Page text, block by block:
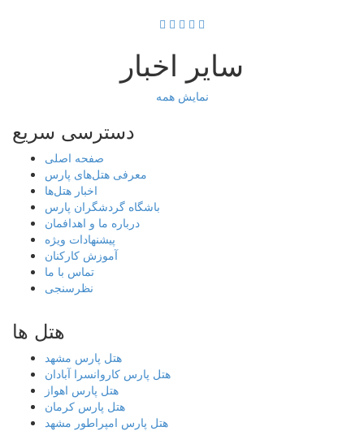
سایر اخبار
نمایش همه
دسترسی سریع
صفحه اصلی
معرفی هتل‌های پارس
اخبار هتل‌ها
باشگاه گردشگران پارس
درباره ما و اهدافمان
پیشنهادات ویژه
آموزش کارکنان
تماس با ما
نظرسنجی
هتل ها
هتل پارس مشهد
هتل پارس کاروانسرا آبادان
هتل پارس اهواز
هتل پارس کرمان
هتل پارس امپراطور مشهد